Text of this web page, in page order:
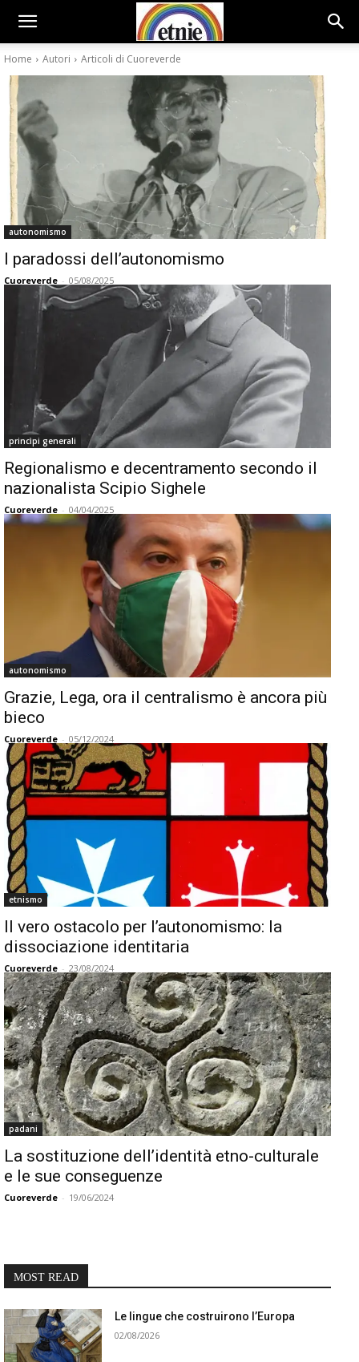
Home Autori Articoli di Cuoreverde
autonomismo
I paradossi dell’autonomismo
Cuoreverde - 05/08/2025
princìpi generali
Regionalismo e decentramento secondo il
nazionalista Scipio Sighele
Cuoreverde - 04/04/2025
autonomismo
Grazie, Lega, ora il centralismo è ancora più
bieco
Cuoreverde - 05/12/2024
etnismo
Il vero ostacolo per l’autonomismo: la
dissociazione identitaria
Cuoreverde - 23/08/2024
padani
La sostituzione dell’identità etno-culturale
e le sue conseguenze
Cuoreverde - 19/06/2024
MOST READ
Le lingue che costruirono l’Europa
02/08/2026